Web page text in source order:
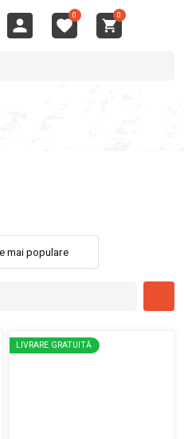
0 0
mai populare
LIVRARE GRATUITĂ